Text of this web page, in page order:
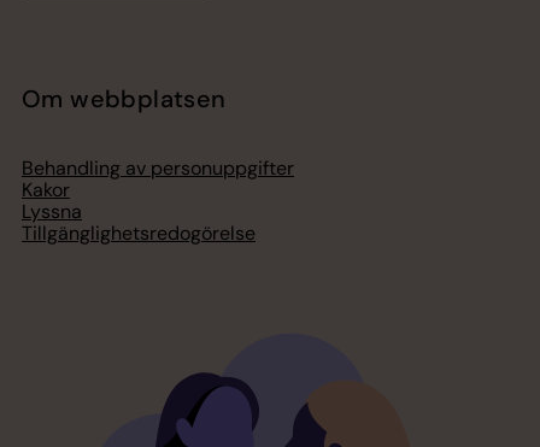
Om webbplatsen
Behandling av personuppgifter
Kakor
Lyssna
Tillgänglighetsredogörelse